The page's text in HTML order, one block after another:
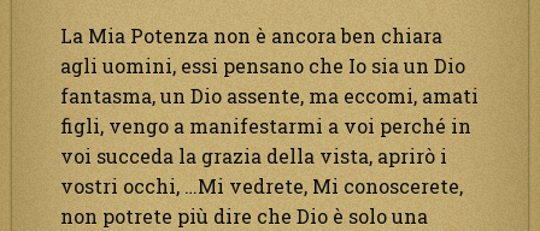
La Mia Potenza non è ancora ben chiara
agli uomini, essi pensano che Io sia un Dio
fantasma, un Dio assente, ma eccomi, amati
figli, vengo a manifestarmi a voi perché in
voi succeda la grazia della vista, aprirò i
vostri occhi, …Mi vedrete, Mi conoscerete,
non potrete più dire che Dio è solo una